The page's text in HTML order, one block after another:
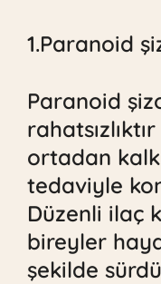
1.Paranoid
Paranoid
ortadan
tedaviyle
Düzenli ilaç
bireyler
şekilde